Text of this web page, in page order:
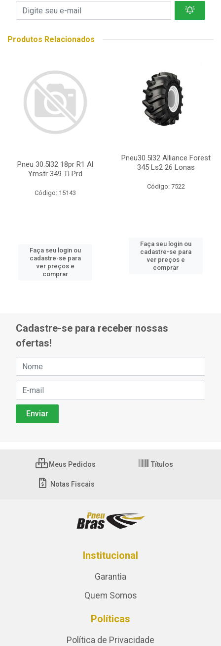
Produtos Relacionados
Pneu 30.5l32 18pr R1 Al
Ymstr 349 Tl Prd
Código: 15143
Faça seu login ou
cadastre-se para
ver preços e
comprar
Pneu30.5l32 Alliance Forest
345 Ls2 26 Lonas
Código: 7522
Faça seu login ou
cadastre-se para
ver preços e
comprar
Cadastre-se para receber nossas
ofertas!
Meus Pedidos Títulos
Notas Fiscais
Institucional
Garantia
Quem Somos
Políticas
Política de Privacidade